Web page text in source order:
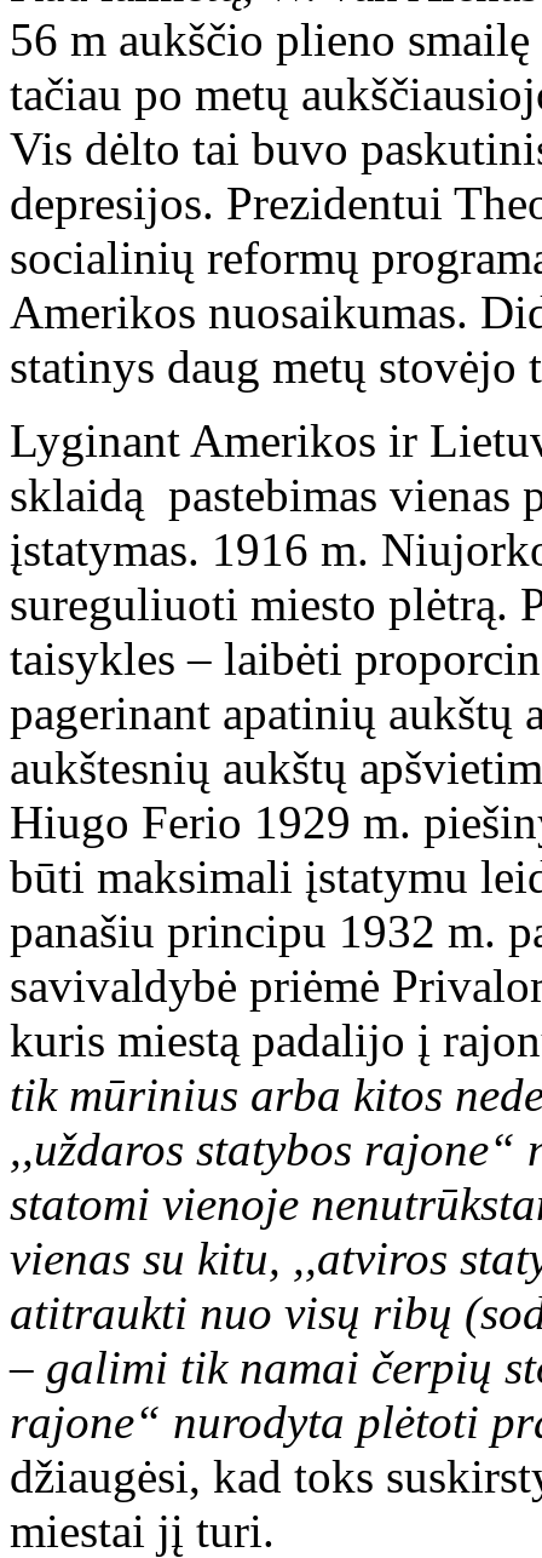
56 m aukščio plieno
tačiau po metų
Vis dėlto tai buvo
depresijos. Prezidentui
socialinių reformų
Amerikos nuosaikumas.
statinys daug metų stovėjo
Lyginant Amerikos ir
sklaidą pastebimas vienas
įstatymas. 1916 m.
sureguliuoti miesto plėtrą.
taisykles – laibėti
pagerinant apatinių aukštų
aukštesnių aukštų
Hiugo Ferio 1929 m.
būti maksimali įstatymu
panašiu principu 1932 m.
savivaldybė priėmė
kuris miestą padalijo į
tik mūrinius arba kitos
,,uždaros statybos
statomi vienoje
vienas su kitu, ,,atviros
atitraukti nuo visų ribų
– galimi tik namai čerpių
rajone“ nurodyta plėtoti
džiaugėsi, kad toks
miestai jį turi.